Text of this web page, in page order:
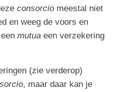
consorcio meestal niet
en weeg de voors en
mutua een verzekering
(zie verderop)
, maar daar kan je